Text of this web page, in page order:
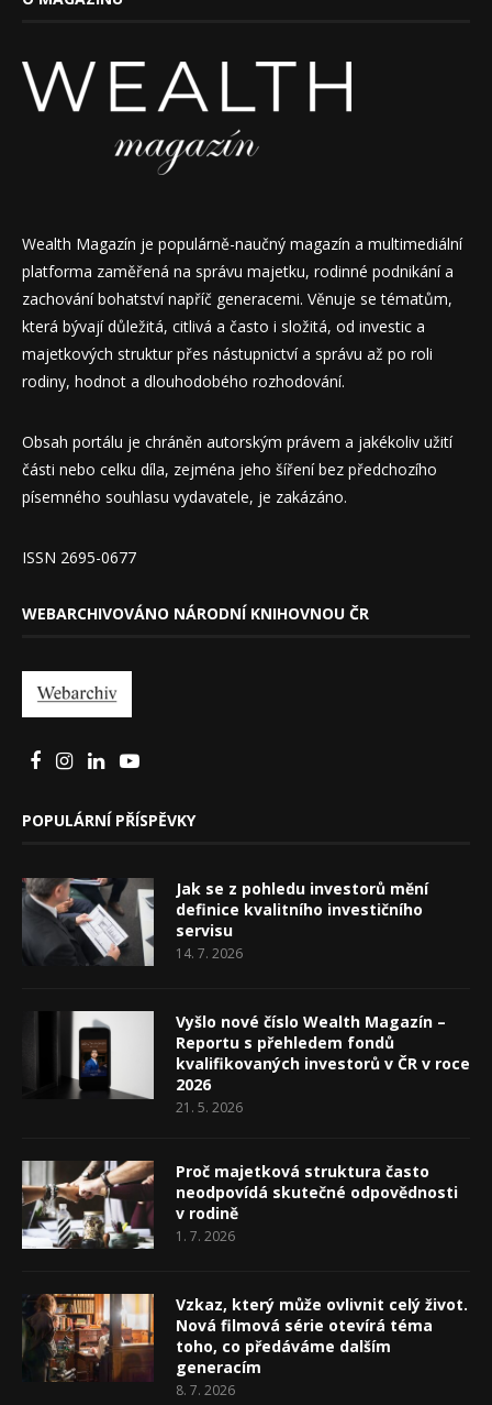
Wealth Magazín je populárně-naučný magazín a multimediální
platforma zaměřená na správu majetku, rodinné podnikání a
zachování bohatství napříč generacemi. Věnuje se tématům,
která bývají důležitá, citlivá a často i složitá, od investic a
majetkových struktur přes nástupnictví a správu až po roli
rodiny, hodnot a dlouhodobého rozhodování.
Obsah portálu je chráněn autorským právem a jakékoliv užití
části nebo celku díla, zejména jeho šíření bez předchozího
písemného souhlasu vydavatele, je zakázáno.
ISSN 2695-0677
WEBARCHIVOVÁNO NÁRODNÍ KNIHOVNOU ČR
POPULÁRNÍ PŘÍSPĚVKY
Jak se z pohledu investorů mění
definice kvalitního investičního
servisu
14. 7. 2026
Vyšlo nové číslo Wealth Magazín –
Reportu s přehledem fondů
kvalifikovaných investorů v ČR v roce
2026
21. 5. 2026
Proč majetková struktura často
neodpovídá skutečné odpovědnosti
v rodině
1. 7. 2026
Vzkaz, který může ovlivnit celý život.
Nová filmová série otevírá téma
toho, co předáváme dalším
generacím
8. 7. 2026